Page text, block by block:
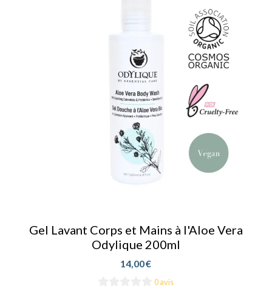
Gel Lavant Corps et Mains à l'Aloe Vera
Odylique 200ml
14,00€
0 avis